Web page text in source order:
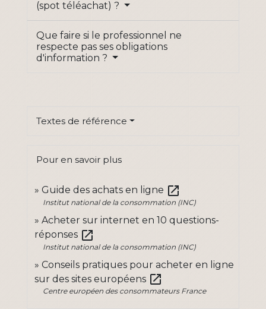
(spot téléachat) ?
Que faire si le professionnel ne
respecte pas ses obligations
d'information ?
Textes de référence
Pour en savoir plus
Guide des achats en ligne open_in_new
Institut national de la consommation (INC)
Acheter sur internet en 10 questions-
réponses open_in_new
Institut national de la consommation (INC)
Conseils pratiques pour acheter en ligne
sur des sites européens open_in_new
Centre européen des consommateurs France